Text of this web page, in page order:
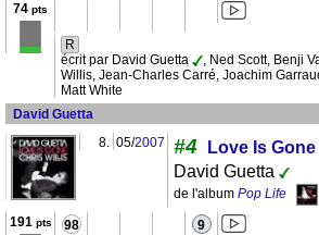
74 pts
R
écrit par David Guetta
, Ned Scott, Benji
Willis, Jean-Charles Carré, Joachim
Matt White
David Guetta
8. 05/2007 #4
Love Is Gone
David Guetta
de l'album Pop Life
191pts 98 9